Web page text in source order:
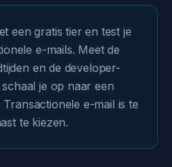
een gratis tier en test je
e-mails. Meet de
en de developer-
je op naar een
e-mail is te
te kiezen.